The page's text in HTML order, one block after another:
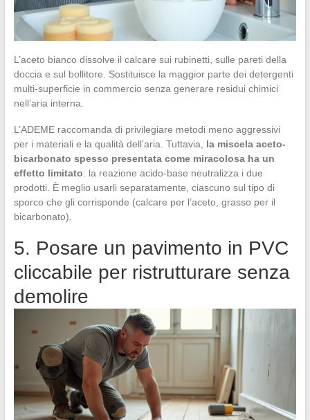
L’aceto bianco dissolve il calcare sui rubinetti, sulle pareti della
doccia e sul bollitore. Sostituisce la maggior parte dei detergenti
multi-superficie in commercio senza generare residui chimici
nell’aria interna.
L’ADEME raccomanda di privilegiare metodi meno aggressivi
per i materiali e la qualità dell’aria. Tuttavia, la miscela aceto-
bicarbonato spesso presentata come miracolosa ha un
effetto limitato: la reazione acido-base neutralizza i due
prodotti. È meglio usarli separatamente, ciascuno sul tipo di
sporco che gli corrisponde (calcare per l’aceto, grasso per il
bicarbonato).
5. Posare un pavimento in PVC
cliccabile per ristrutturare senza
demolire